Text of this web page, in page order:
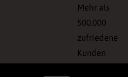
Mehr als
500.000
zufriedene
Kunden